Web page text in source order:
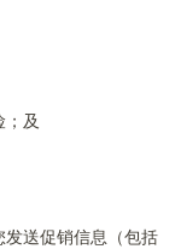
及
送促销信息（包括